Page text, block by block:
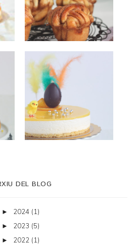
DEL BLOG
► 2024 (1)
► 2023 (5)
► 2022 (1)